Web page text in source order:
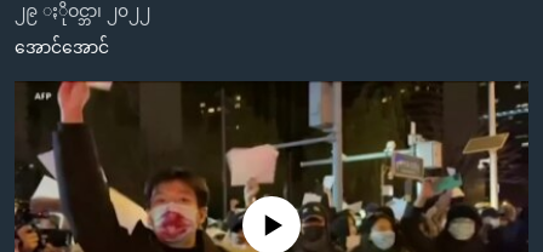
သို့
ကျော်
ကြည့်
ပင်မ
ညွန်း
အစ္စရေး-ပါလက်စတိုင်း
အင်္ဂလိပ်စာလေ့လာမယ်
မကြေးမုံရဲ့ အင်္ဂလိပ်စာ
ရုပ်ရှင်ထဲက အင်္ဂလိပ်စာ
သုတပဒေသာ အင်္ဂလိပ်စာ
ရေဒီယို
တီဗွီ
ရေဒီယိုနှင့်ရုပ်သံ အချက်အလက်များ
ရေဒီယို/တီဗွီအစီအစဉ်
Learning English
၂၉ ႏိုဝင္ဘာ၊ ၂၀၂၂
အောင်အောင်
No media source currently available